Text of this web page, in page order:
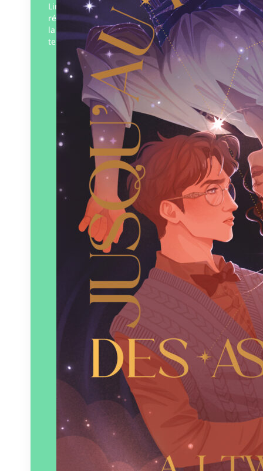
Linus, brillant Scientaisiste va chercher la
réponse dans la Poussière d’étoiles suite à
la disparition de son amour perdu. Un
texte…
Éditeur :Gulf Stream Éditeur
Paru le06/11/2025